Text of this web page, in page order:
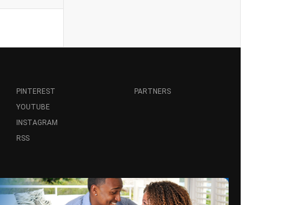
PINTEREST
YOUTUBE
INSTAGRAM
RSS
PARTNERS